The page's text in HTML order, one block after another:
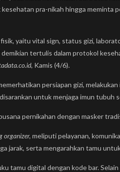
pra-nikah hingga meminta
yaitu vital sign, status gizi,
tertulis dalam protokol
, Kamis (4/6).
persiapan gizi,
untuk menjaga imun tubuh
pernikahan dengan masker
organizer, meliputi pelayanan,
jarak, serta mengarahkan tamu
tamu digital dengan kode bar.